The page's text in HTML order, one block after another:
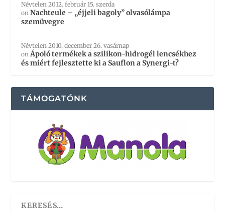
Névtelen 2012. február 15. szerda
onNachteule – „éjjeli bagoly” olvasólámpa
szemüvegre
Névtelen 2010. december 26. vasárnap
onÁpoló termékek a szilikon-hidrogél lencsékhez
és miért fejlesztette ki a Sauflon a Synergi-t?
TÁMOGATÓNK